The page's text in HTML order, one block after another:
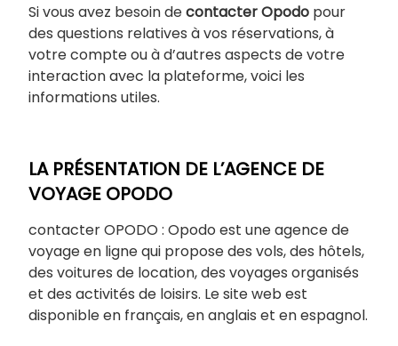
Si vous avez besoin decontacter Opodo pour
des questions relatives à vos réservations, à
votre compte ou à d’autres aspects de votre
interaction avec la plateforme, voici les
informations utiles.
LA PRÉSENTATION DE L’AGENCE DE
VOYAGE OPODO
contacter OPODO : Opodo est une agence de
voyage en ligne qui propose des vols, des hôtels,
des voitures de location, des voyages organisés
et des activités de loisirs. Le site web est
disponible en français, en anglais et en espagnol.